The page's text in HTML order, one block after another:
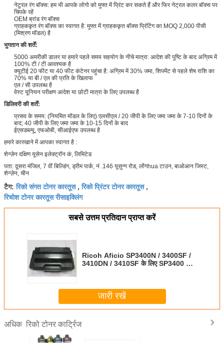
नेटुरल रंग बॉक्स: हम भी आपके लोगो को मुफ्त में प्रिंट कर सकते हैं और फिर नेट्रल कलर बॉक्स पर
चिपके रहें
OEM ब्रांड रंग बॉक्स
ग्राहककृत रंग बॉक्स का स्वागत है: मुफ्त में ग्राहककृत बॉक्स प्रिंटिंग का MOQ 2,000 पीसी
(मिश्रण मॉडल) है
भुगतान की शर्तें:
5000 अमरीकी डालर या हमारे पहले समय सहयोग के नीचे मात्रा: आदेश की पुष्टि के बाद अग्रिम में
100% टी / टी आवश्यक है
क्यूटीई 20 फीट या 40 फीट कंटेनर पहुंचा है: अग्रिम में 30% जमा, शिपमेंट से पहले शेष राशि का
70% या बी / एल की प्रति के खिलाफ
एल / सी उपलब्ध है
वेस्ट यूनियन परीक्षण आदेश या छोटी मात्रा के लिए उपलब्ध है
डिलिवरी की शर्तें:
प्रसव के समय: (नियमित मॉडल के लिए) एलसीएल / 20 जीपी के लिए जमा जमा के 7-10 दिनों के
बाद; 40 जीपी के लिए जमा जमा के 10-15 दिनों के बाद
ईएसडब्ल्यू, एफओबी, सीआईएफ उपलब्ध है
हमारे कारखाने में आपका स्वागत है :
शेन्ज़ेन दक्षिण यूसेन इलेक्ट्रॉन कं, लिमिटेड
पता: दूसरा मंजिल, 7 वीं बिल्डिंग, ड्रीम पार्क, नं .146 यूसुन्ग रोड, लोंगhua टाउन, बाओआन जिस्ट,
शेन्ज़ेन, चीन
टैग:रिको संगत टोनर कारतूस,रिको प्रिंटर टोनर कारतूस,
रिचोश टोनर कारतूस रीसाइक्लिंग
सबसे उत्तम प्रतिदान प्राप्त करें
Ricoh Aficio SP3400N / 3400SF /
3410DN / 3410SF के लिए SP3400 रिको
जारी रखें
अधिक रिको टोनर कार्ट्रिज